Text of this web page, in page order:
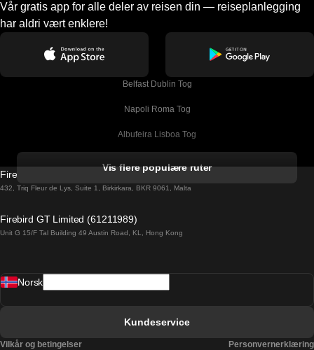
Vår gratis app for alle deler av reisen din — reiseplanlegging
har aldri vært enklere!
Belfast Dublin Tog
Napoli Roma Tog
Albufeira Lisboa Tog
Barcelona Madrid Tog
Barcelona Sevilla Tog
Vis flere populære ruter
Firebird GT Limited (OC 1451)
432, Triq Fleur de Lys, Suite 1, Birkirkara, BKR 9061, Malta
Firebird GT Limited (61211989)
Unit G 15/F Tal Building 49 Austin Road, KL, Hong Kong
Norsk
Kundeservice
Vilkår og betingelser Personvernerklæring